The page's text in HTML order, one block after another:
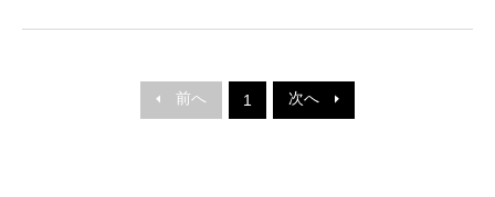
前へ 1 次へ